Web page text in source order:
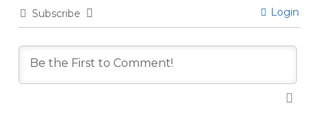
Subscribe Login